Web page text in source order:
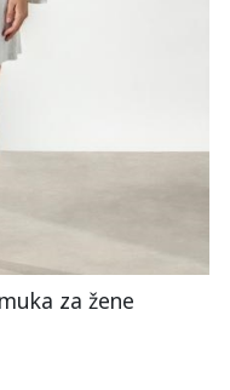
za žene